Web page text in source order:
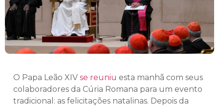
O Papa Leão XIV se reuniu esta manhã com seus
colaboradores da Cúria Romana para um evento
tradicional: as felicitações natalinas. Depois da